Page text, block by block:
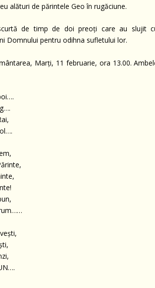
alături de părintele Geo în rugăciune.
de timp de doi preoți care au slujit
Domnului pentru odihna sufletului lor.
Marți, 11 februarie, ora 13.00.